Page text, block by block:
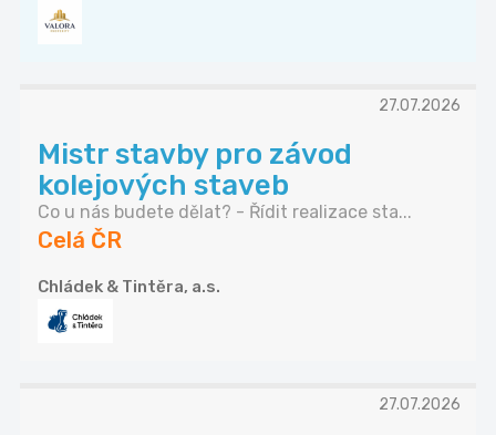
27.07.2026
Mistr stavby pro závod
kolejových staveb
Co u nás budete dělat? - Řídit realizace sta...
Celá ČR
Chládek & Tintěra, a.s.
27.07.2026